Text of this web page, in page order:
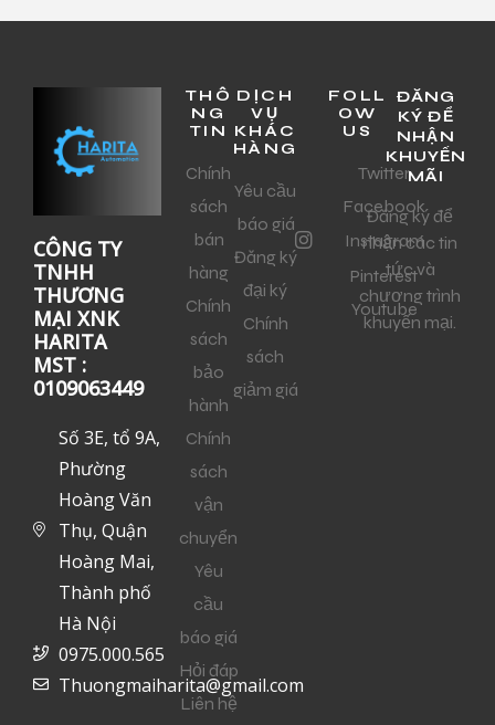
CÔNG TY
TNHH
THƯƠNG
MẠI XNK
HARITA
MST :
0109063449
Số 3E, tổ 9A,
Phường
Hoàng Văn
Thụ, Quận
Hoàng Mai,
Thành phố
Hà Nội
0975.000.565
Thuongmaiharita@gmail.com
THÔ
NG
TIN
Chính
sách
bán
hàng
Chính
sách
bảo
hành
Chính
sách
vận
chuyển
Yêu
cầu
báo giá
Hỏi đáp
Liên hệ
DỊCH
VỤ
KHÁC
HÀNG
Yêu cầu
báo giá
Đăng ký
đại ký
Chính
sách
giảm giá
FOLL
OW
US
Twitter
Facebook
Instagram
Pinterest
Youtube
ĐĂNG
KÝ ĐỂ
NHẬN
KHUYẾN
MÃI
Đăng ký để
nhận các tin
tức và
chương trình
khuyến mại.